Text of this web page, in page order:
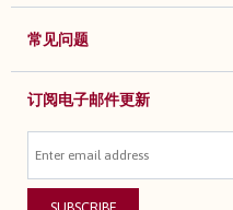
常见问题
订阅电子邮件更新